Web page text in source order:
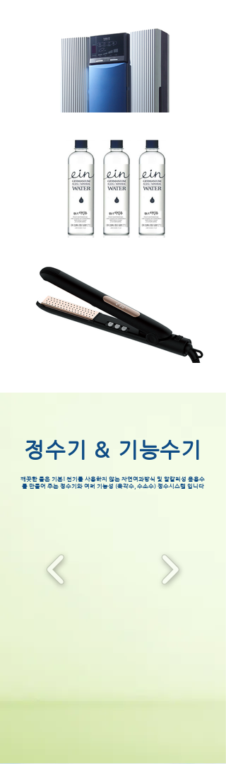
정수기 & 기능수기
깨끗한 물은 기본! 전기를 사용하지 않는 자연여과방식 및 알칼리성 음용수
를 만들어 주는 정수기와 여러 기능성 (육각수, 수소수) 정수시스템 입니다